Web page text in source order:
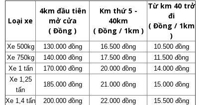
Loại xe
4km đầu tiên
mở cửa
( Đồng )
Km thứ 5 -
40km
( Đồng / 1km )
Từ km 40 trở
đi
( Đồng / 1km
)
Xe 500kg 130.000 đồng 16.500 đồng
10.500 đồng
Xe 750kg
140.000 đồng 17.500 đồng
11.500 đồng
Xe 1 tấn
170.000 đồng 20.000 đồng
14.000 đồng
Xe 1,25
tấn
185.000 đồng 21.000 đồng 15.000 đồng
Xe 1,4 tấn 200.000 đồng 22.000 đồng 15.500 đồng